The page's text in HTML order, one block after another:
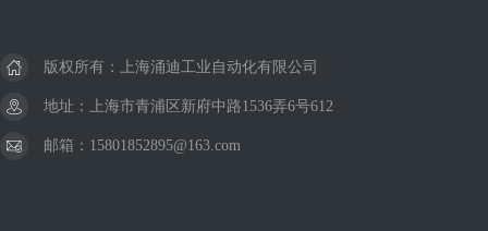
版权所有：上海涌迪工业自动化有限公司
地址：上海市青浦区新府中路1536弄6号612
邮箱：15801852895@163.com